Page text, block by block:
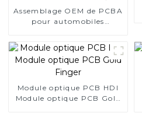
Assemblage OEM de PCBA
pour automobiles
Module optique PCB HDI
Module optique PCB Gold